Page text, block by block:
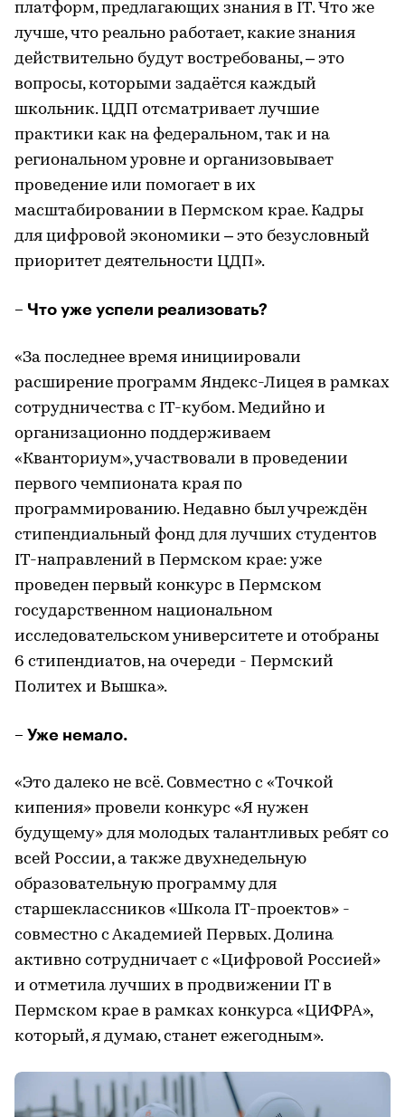
платформ, предлагающих знания в IT. Что же
лучше, что реально работает, какие знания
действительно будут востребованы, – это
вопросы, которыми задаётся каждый
школьник. ЦДП отсматривает лучшие
практики как на федеральном, так и на
региональном уровне и организовывает
проведение или помогает в их
масштабировании в Пермском крае. Кадры
для цифровой экономики – это безусловный
приоритет деятельности ЦДП».
– Что уже успели реализовать?
«За последнее время инициировали
расширение программ Яндекс-Лицея в рамках
сотрудничества с IT-кубом. Медийно и
организационно поддерживаем
«Кванториум», участвовали в проведении
первого чемпионата края по
программированию. Недавно был учреждён
стипендиальный фонд для лучших студентов
IT-направлений в Пермском крае: уже
проведен первый конкурс в Пермском
государственном национальном
исследовательском университете и отобраны
6 стипендиатов, на очереди - Пермский
Политех и Вышка».
– Уже немало.
«Это далеко не всё. Совместно с «Точкой
кипения» провели конкурс «Я нужен
будущему» для молодых талантливых ребят со
всей России, а также двухнедельную
образовательную программу для
старшеклассников «Школа IT-проектов» -
совместно с Академией Первых. Долина
активно сотрудничает с «Цифровой Россией»
и отметила лучших в продвижении IT в
Пермском крае в рамках конкурса «ЦИФРА»,
который, я думаю, станет ежегодным».